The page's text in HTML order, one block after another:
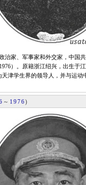
家、军事家和外交家，中国
）。原籍浙江绍兴，出生于
津学生界的领导人，并与运
～ 1976)